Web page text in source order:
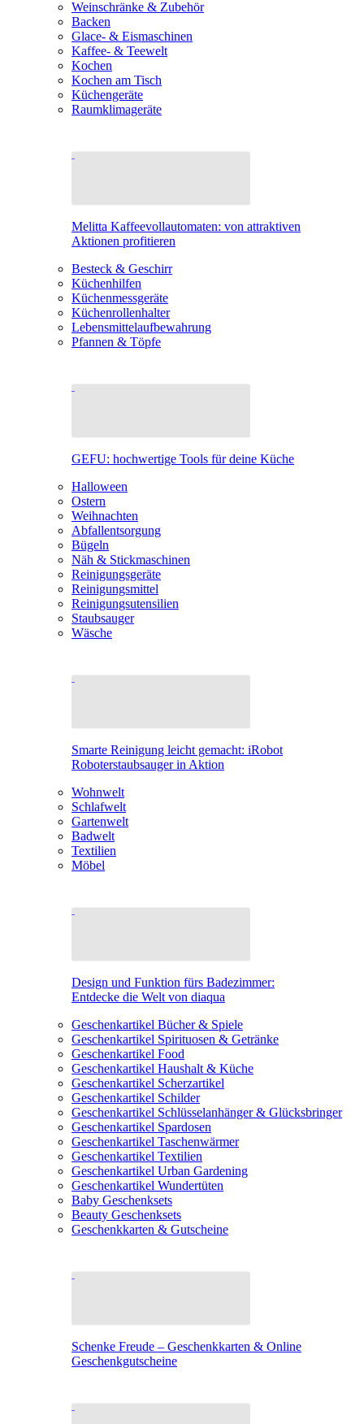
Weinschränke & Zubehör
Backen
Glace- & Eismaschinen
Kaffee- & Teewelt
Kochen
Kochen am Tisch
Küchengeräte
Raumklimageräte
Melitta Kaffeevollautomaten: von attraktiven
Aktionen profitieren
Besteck & Geschirr
Küchenhilfen
Küchenmessgeräte
Küchenrollenhalter
Lebensmittelaufbewahrung
Pfannen & Töpfe
GEFU: hochwertige Tools für deine Küche
Halloween
Ostern
Weihnachten
Abfallentsorgung
Bügeln
Näh & Stickmaschinen
Reinigungsgeräte
Reinigungsmittel
Reinigungsutensilien
Staubsauger
Wäsche
Smarte Reinigung leicht gemacht: iRobot
Roboterstaubsauger in Aktion
Wohnwelt
Schlafwelt
Gartenwelt
Badwelt
Textilien
Möbel
Design und Funktion fürs Badezimmer:
Entdecke die Welt von diaqua
Geschenkartikel Bücher & Spiele
Geschenkartikel Spirituosen & Getränke
Geschenkartikel Food
Geschenkartikel Haushalt & Küche
Geschenkartikel Scherzartikel
Geschenkartikel Schilder
Geschenkartikel Schlüsselanhänger & Glücksbringer
Geschenkartikel Spardosen
Geschenkartikel Taschenwärmer
Geschenkartikel Textilien
Geschenkartikel Urban Gardening
Geschenkartikel Wundertüten
Baby Geschenksets
Beauty Geschenksets
Geschenkkarten & Gutscheine
Schenke Freude – Geschenkkarten & Online
Geschenkgutscheine